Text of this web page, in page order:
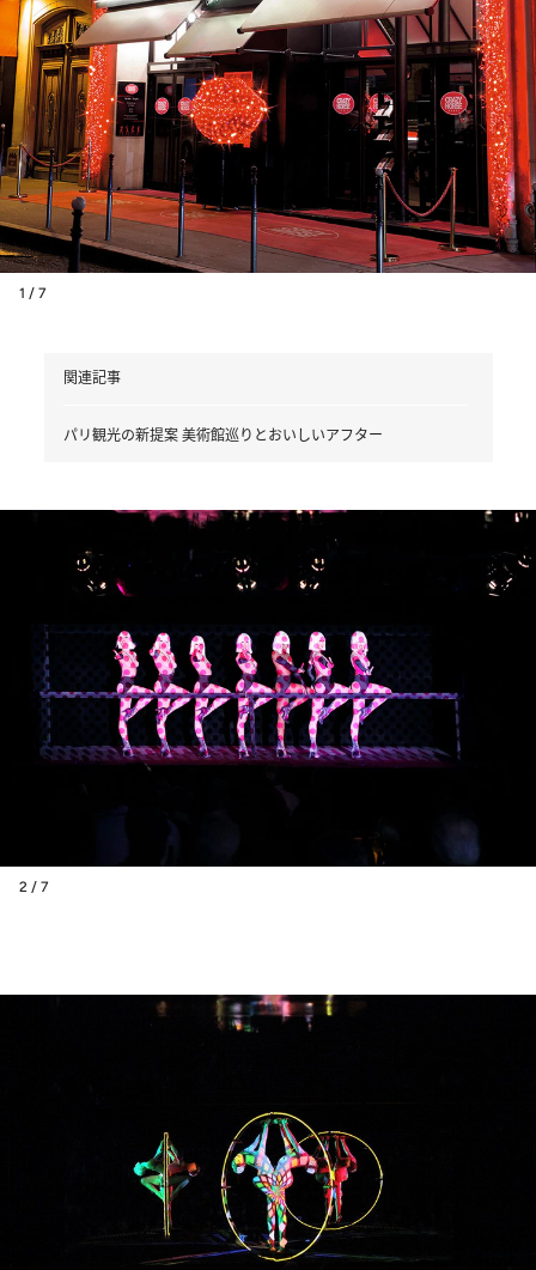
1 / 7
関連記事
パリ観光の新提案 美術館巡りとおいしいアフター
2 / 7